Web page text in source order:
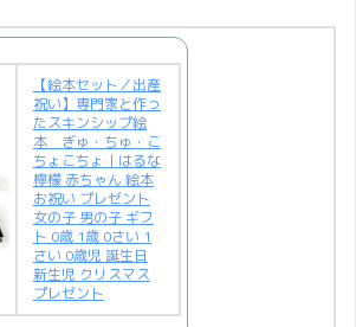
【絵本セット／出産
祝い】専門家と作っ
たスキンシップ絵
本 ぎゅ・ちゅ・こ
ちょこちょ｜はるな
檸檬 赤ちゃん 絵本
お祝い プレゼント
女の子 男の子 ギフ
ト 0歳 1歳 0さい 1
さい 0歳児 誕生日
新生児 クリスマス
プレゼント